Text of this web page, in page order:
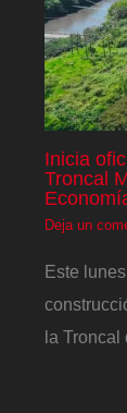
Inicia
Troncal
Deja un
Este
la